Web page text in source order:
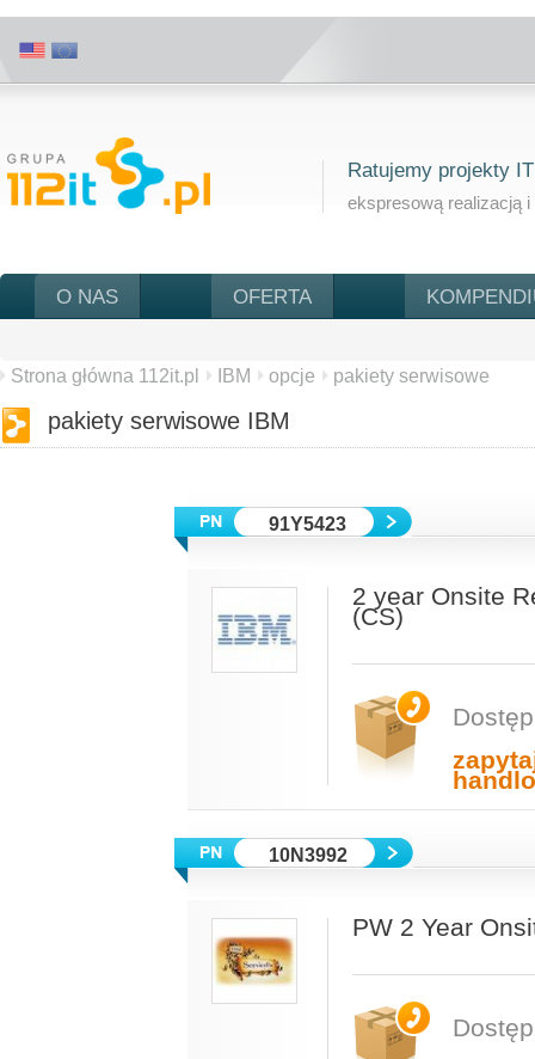
Ratujemy projekty IT
ekspresową realizacją i
O NAS OFERTA
Strona główna 112it.pl IBM opcje pakiety serwisowe
pakiety serwisowe IBM
91Y5423
2 year Onsite
(CS)
10N3992
PW 2 Year